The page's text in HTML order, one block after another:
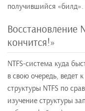
получившийся «билд».
Восстановление
кончится!»
NTFS-система куда
в свою очередь, ведет
структуры NTFS по
изучение структуры